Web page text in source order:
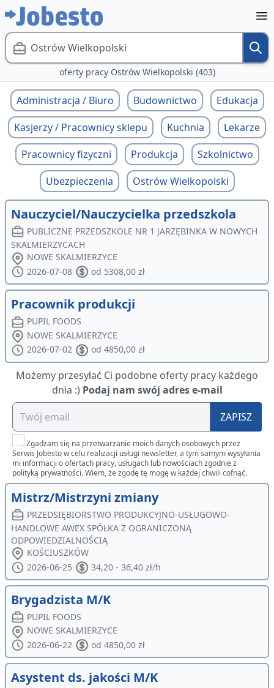
Ostrów Wielkopolski
oferty pracy Ostrów Wielkopolski (403)
Administracja / Biuro Budownictwo
Edukacja
Kasjerzy / Pracownicy sklepu
Kuchnia
Lekarze
Pracownicy fizyczni
Produkcja
Szkolnictwo
Ubezpieczenia
Ostrów Wielkopolski
Nauczyciel/Nauczycielka przedszkola
PUBLICZNE PRZEDSZKOLE NR 1 JARZĘBINKA W NOWYCH
SKALMIERZYCACH
NOWE SKALMIERZYCE
2026-07-08
od 5308,00 zł
Pracownik produkcji
PUPIL FOODS
NOWE SKALMIERZYCE
2026-07-02
od 4850,00 zł
Możemy przesyłać Ci podobne oferty pracy każdego
dnia :) Podaj nam swój adres e-mail
ZAPISZ
Zgadzam się na przetwarzanie moich danych osobowych przez
Serwis Jobesto w celu realizacji usługi newsletter, a tym samym wysyłania
mi informacji o ofertach pracy, usługach lub nowościach zgodnie z
polityką prywatności. Wiem, że zgodę tę mogę w każdej chwili cofnąć.
Mistrz/Mistrzyni zmiany
PRZEDSIĘBIORSTWO PRODUKCYJNO-USŁUGOWO-
HANDLOWE AWEX SPÓŁKA Z OGRANICZONĄ
ODPOWIEDZIALNOŚCIĄ
KOŚCIUSZKÓW
2026-06-25
34,20 - 36,40 zł/h
Brygadzista M/K
PUPIL FOODS
NOWE SKALMIERZYCE
2026-06-22
od 4850,00 zł
Asystent ds. jakości M/K